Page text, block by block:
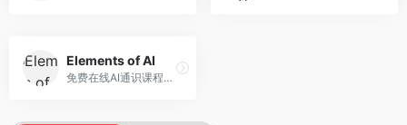
Elements of AI
免费在线AI通识课程，专注于AI基础知识普及。面向普通大众，提供AI概念、原理、应用等入门知识，语言通俗易懂。